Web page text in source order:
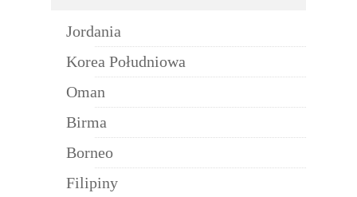
Jordania
Korea Południowa
Oman
Birma
Borneo
Filipiny